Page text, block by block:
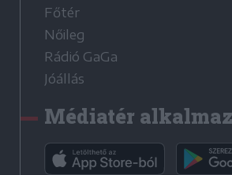
Főtér
Nőileg
Rádió GaGa
Jóállás
Médiatér